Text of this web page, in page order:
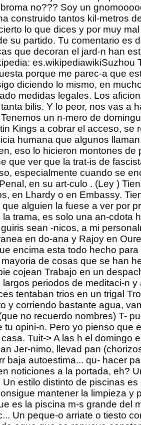
no??? Soy un
construido tantos kil-metros
lo que dices y por muy
su partido. Tu comentario es
que decoran el jard-n han
porque me parec-a que
diciendo lo mismo, en
medidas legales. Los
bilis. Y lo peor, nos vas a
un n-mero de
Kings a cobrar el acceso,
humana que algunos
eso lo hicieron montones
que ver que la trat-is de
especialmente cuando se
en su art-culo . (Ley )
en Lhardy o en Embassy.
alguien la fuese a ver por
trama, es solo una an-cdota
sean -nicos, a mi
en do-ana y Rajoy en
encima esta todo hecho
de cosas que se han
cojean Trabajo en un
periodos de meditaci-n
tentaban trios en un trigal
y corriendo bastante agua,
no recuerdo nombres) T-
opini-n. Pero yo pienso
Tuit-> A las h el
Jer-nimo, llevad pan
baja autoestima... qu- hacer
noticiones a la portada, eh?
estilo distinto de piscinas
mantener la limpieza
es la piscina m-s grande del
Un peque-o arriate o tiesto